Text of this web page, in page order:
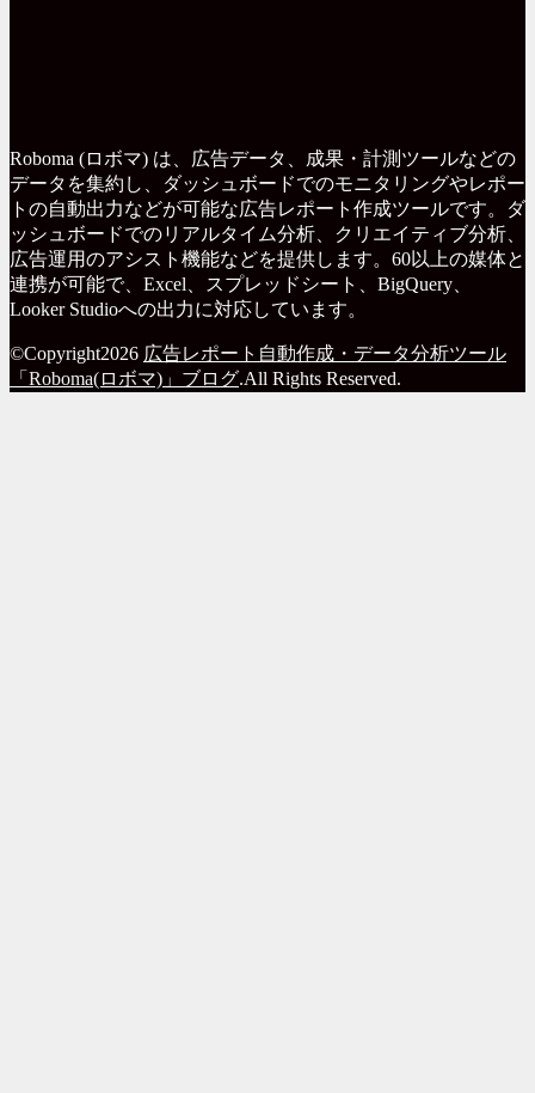
Roboma (ロボマ) は、広告データ、成果・計測ツールなどの
データを集約し、ダッシュボードでのモニタリングやレポー
トの自動出力などが可能な広告レポート作成ツールです。ダ
ッシュボードでのリアルタイム分析、クリエイティブ分析、
広告運用のアシスト機能などを提供します。60以上の媒体と
連携が可能で、Excel、スプレッドシート、BigQuery、
Looker Studioへの出力に対応しています。
©Copyright2026 広告レポート自動作成・データ分析ツール
「Roboma(ロボマ)」ブログ.All Rights Reserved.